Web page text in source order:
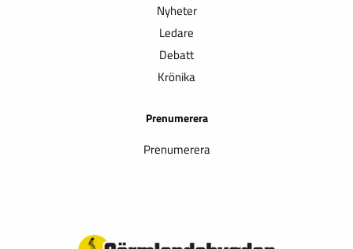
Nyheter
Ledare
Debatt
Krönika
Prenumerera
Prenumerera